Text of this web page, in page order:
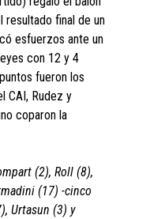
resultado final de un
esfuerzos ante un
con 12 y 4
fueron los
CAI, Rudez y
coparon la
(2), Roll (8),
(17) -cinco
Urtasun (3) y